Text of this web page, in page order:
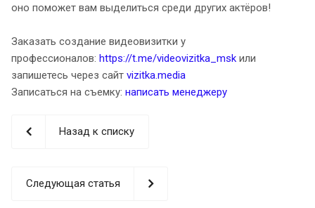
оно поможет вам выделиться среди других актёров!
Заказать создание видеовизитки у
профессионалов: https://t.me/videovizitka_msk или
запишетесь через сайт vizitka.media
Записаться на съемку: написать менеджеру
Назад к списку
Следующая статья